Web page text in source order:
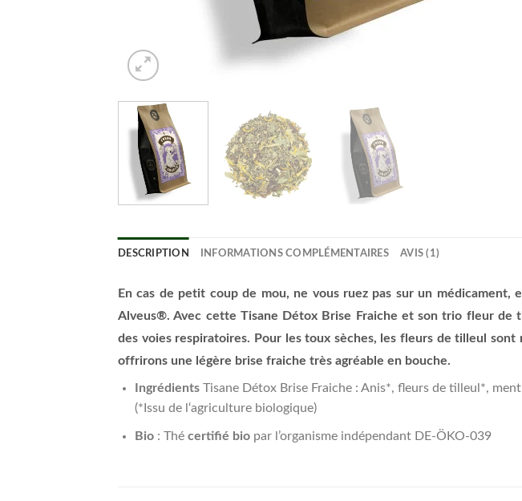
DESCRIPTION INFORMATIONS COMPLÉMENTAIRES AVIS (1)
En cas de petit coup de mou, ne vous ruez pas sur un médicament,
Alveus®. Avec cette Tisane Détox Brise Fraiche et son trio fleur de
des voies respiratoires. Pour les toux sèches, les fleurs de tilleul
offrirons une légère brise fraiche très agréable en bouche.
IngrédientsTisane Détox Brise Fraiche : Anis*, fleurs de tilleul*,
(*Issu de l‘agriculture biologique)
Bio: Thé certifié biopar l’organisme indépendant DE-ÖKO-039